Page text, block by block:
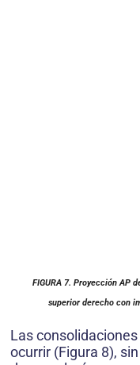
FIGURA 7. Proyección AP
superior derecho con
Las
ocurrir (Figura 8),